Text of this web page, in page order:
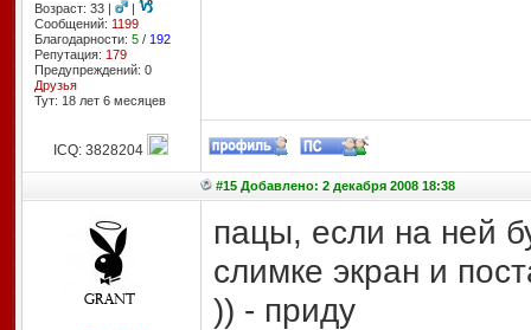
Возраст: 33 |
|
Сообщений: 1199
Благодарности: 5/ 192
Репутация: 179
Предупреждений: 0
Друзья
Тут: 18 лет 6 месяцев
ICQ: 3828204
#15 Добавлено: 2 декабря 2008 18:38
пацы, если на ней
слимке экран и
)) - приду